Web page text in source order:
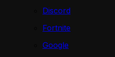
Discord
Fortnite
Google